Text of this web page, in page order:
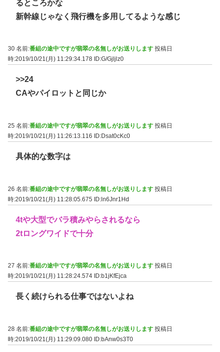
るところかな
新幹線じゃなく飛行機を多用してるような感じ
30 名前:番組の途中ですが翡翠の名無しがお送りします 投稿日
時:2019/10/21(月) 11:29:34.178 ID:G/Gjljlz0
>>24
CAやパイロットと同じか
25 名前:番組の途中ですが翡翠の名無しがお送りします 投稿日
時:2019/10/21(月) 11:26:13.116
ID:Dsat0cKc0
具体的な数字は
26 名前:番組の途中ですが翡翠の名無しがお送りします 投稿日
時:2019/10/21(月) 11:28:05.675 ID:ln6Jnr1Hd
4tや大型でバラ積みやらされるなら
2tロングワイドで十分
27 名前:番組の途中ですが翡翠の名無しがお送りします 投稿日
時:2019/10/21(月) 11:28:24.574 ID:b1jKfEjca
長く続けられる仕事ではないよね
28 名前:番組の途中ですが翡翠の名無しがお送りします 投稿日
時:2019/10/21(月) 11:29:09.080 ID:bAnw0s3T0